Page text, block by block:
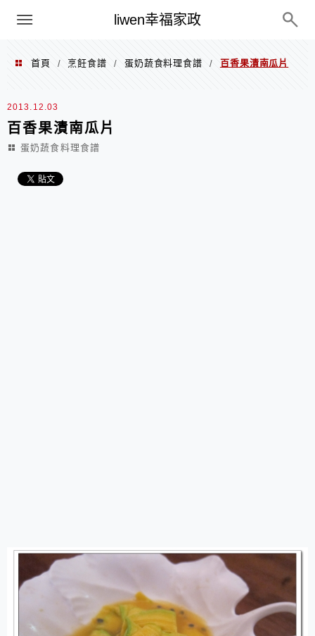
liwen幸福家政
menu
首頁 / 烹飪食譜 / 蛋奶蔬食料理食譜 / 百香果漬南瓜片
2013.12.03
百香果漬南瓜片
蛋奶蔬食料理食譜